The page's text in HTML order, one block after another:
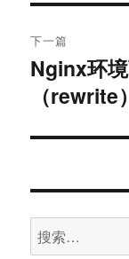
航
文
章：
下一篇
下
篇
章：
Nginx环
（
搜
索：